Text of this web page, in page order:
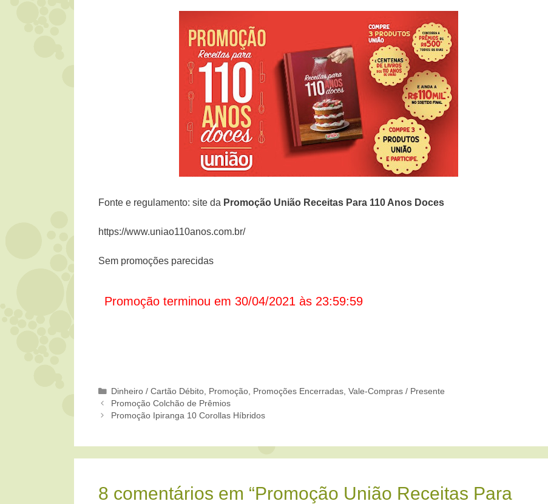
Fonte e regulamento: site da Promoção União Receitas Para 110 Anos Doces
https://www.uniao110anos.com.br/
Sem promoções parecidas
Promoção terminou em 30/04/2021 às 23:59:59
Categorias
Dinheiro / Cartão Débito Promoção Promoções Encerradas ,Vale-Compras / Presente
Promoção Colchão de Prêmios
Promoção Ipiranga 10 Corollas Híbridos
8 comentários em “Promoção União Receitas Para